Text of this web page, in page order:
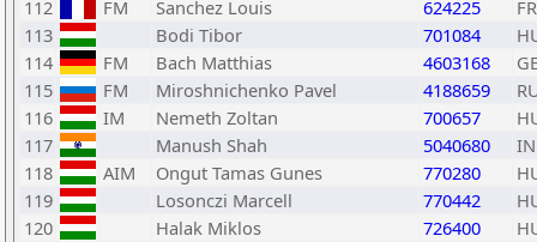
112 FM Sanchez Louis 624225
113
Bodi Tibor 701084
114
FM Bach Matthias 4603168
115
FM Miroshnichenko Pavel 4188659
116
IM Nemeth Zoltan 700657
117
Manush Shah 5040680
118
AIM Ongut Tamas Gunes 770280
119
Losonczi Marcell 770442
120
Halak Miklos 726400